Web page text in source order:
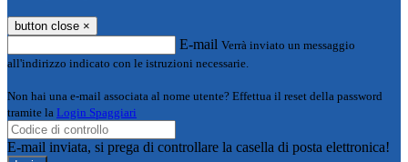
button close ×
E-mail Verrà inviato un messaggio
all'indirizzo indicato con le istruzioni necessarie.
Non hai una e-mail associata al nome utente? Effettua il reset della password
tramite la Login Spaggiari
E-mail inviata, si prega di controllare la casella di posta elettronica!